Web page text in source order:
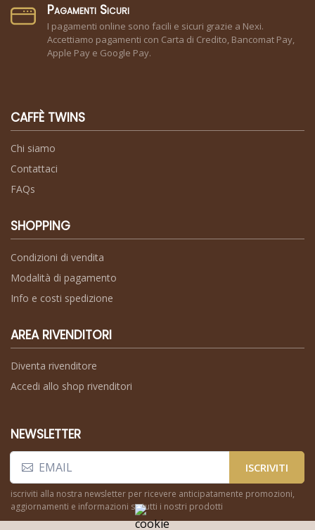
Pagamenti Sicuri
I pagamenti online sono facili e sicuri grazie a Nexi.
Accettiamo pagamenti con Carta di Credito, Bancomat Pay,
Apple Pay e Google Pay.
CAFFÈ TWINS
Chi siamo
Contattaci
FAQs
SHOPPING
Condizioni di vendita
Modalità di pagamento
Info e costi spedizione
AREA RIVENDITORI
Diventa rivenditore
Accedi allo shop rivenditori
NEWSLETTER
ISCRIVITI
iscriviti alla nostra newsletter per ricevere anticipatamente promozioni,
aggiornamenti e informazioni su tutti i nostri prodotti